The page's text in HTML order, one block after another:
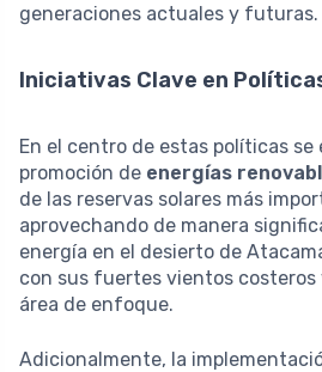
generaciones actuales y futuras.
Iniciativas Clave en
En el centro de estas políticas se
promoción de energías
de las reservas solares más
aprovechando de manera
energía en el desierto de
con sus fuertes vientos costeros
área de enfoque.
Adicionalmente, la